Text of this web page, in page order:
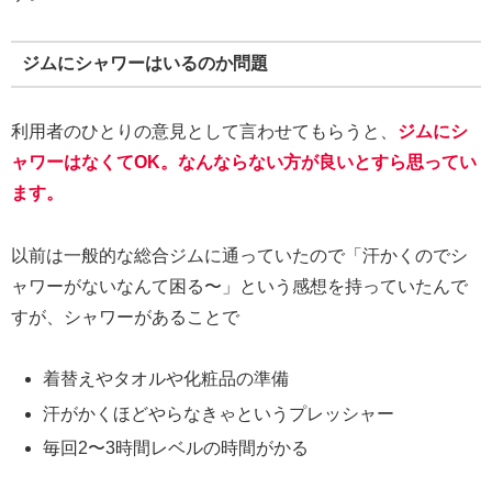
ジムにシャワーはいるのか問題
利用者のひとりの意見として言わせてもらうと、 ジムにシ
ャワーはなくてOK。なんならない方が良いとすら思ってい
ます。
以前は一般的な総合ジムに通っていたので「汗かくのでシ
ャワーがないなんて困る〜」という感想を持っていたんで
すが、シャワーがあることで
着替えやタオルや化粧品の準備
汗がかくほどやらなきゃというプレッシャー
毎回2〜3時間レベルの時間がかる